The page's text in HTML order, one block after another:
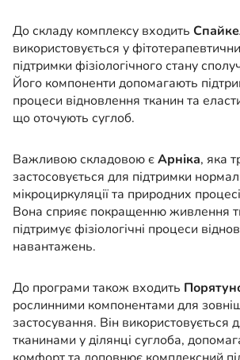
До складу комплексу входить
використовується у
підтримки фізіологічного стану
Його компоненти допомагають
процеси відновлення тканин та
що оточують суглоб.
Важливою складовою єАрніка, яка
застосовується для підтримки
мікроциркуляції та природних
Вона сприяє покращенню живлення
підтримує фізіологічні процеси
навантажень.
До програми також входить
рослинними компонентами для
застосування. Він використовується
тканинами у ділянці суглоба,